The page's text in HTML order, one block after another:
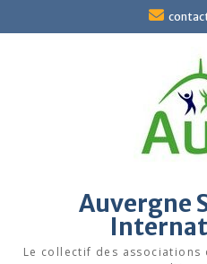
Auvergne
Le collectif des